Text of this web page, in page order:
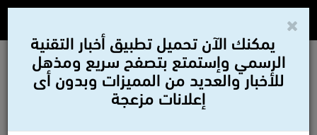
يمكنك الآن تحميل تطبيق أخبار التقنية
الرسمي وإستمتع بتصفح سريع ومذهل
للأخبار والعديد من المميزات وبدون أى
إعلانات مزعجة